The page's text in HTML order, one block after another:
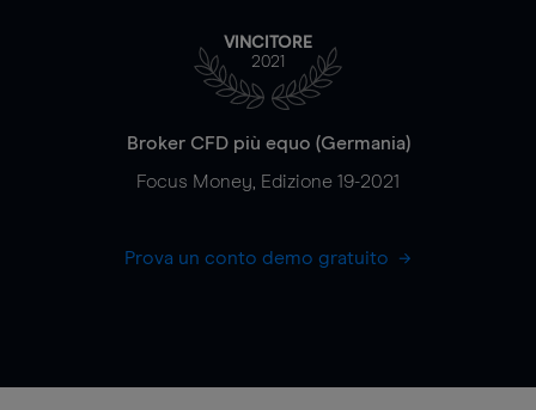
VINCITORE
2021
Broker CFD più equo (Germania)
Focus Money, Edizione 19-2021
Prova un conto demo gratuito